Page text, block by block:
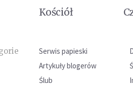
Kościół
Serwis papieski
Artykuły blogerów
Ślub